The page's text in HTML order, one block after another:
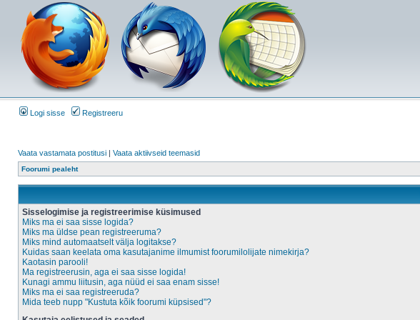
Logi sisse Registreeru
Vaata vastamata postitusi | Vaata aktiivseid teemasid
Foorumi pealeht
Sisselogimise ja registreerimise küsimused
Miks ma ei saa sisse logida?
Miks ma üldse pean registreeruma?
Miks mind automaatselt välja logitakse?
Kuidas saan keelata oma kasutajanime ilmumist foorumilolijate nimekirja?
Kaotasin parooli!
Ma registreerusin, aga ei saa sisse logida!
Kunagi ammu liitusin, aga nüüd ei saa enam sisse!
Miks ma ei saa registreeruda?
Mida teeb nupp "Kustuta kõik foorumi küpsised"?